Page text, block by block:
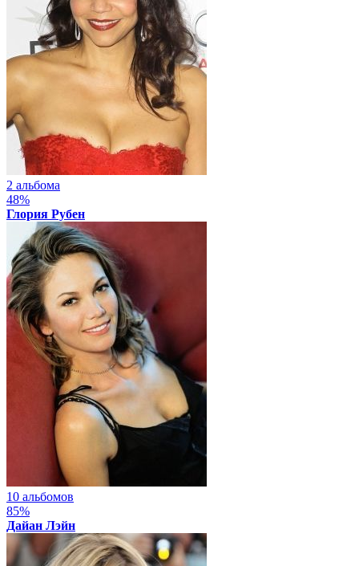
2 альбома
48%
Глория Рубен
10 альбомов
85%
Дайан Лэйн